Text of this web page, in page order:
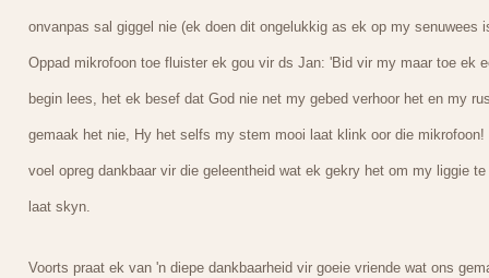
onvanpas sal giggel nie (ek doen dit ongelukkig as ek op my senuwees
Oppad mikrofoon toe fluister ek gou vir ds Jan: 'Bid vir my maar toe ek
begin lees, het ek besef dat God nie net my gebed verhoor het en my
gemaak het nie, Hy het selfs my stem mooi laat klink oor die mikrofoon!
voel opreg dankbaar vir die geleentheid wat ek gekry het om my liggie te
laat skyn.
Voorts praat ek van 'n diepe dankbaarheid vir goeie vriende wat ons